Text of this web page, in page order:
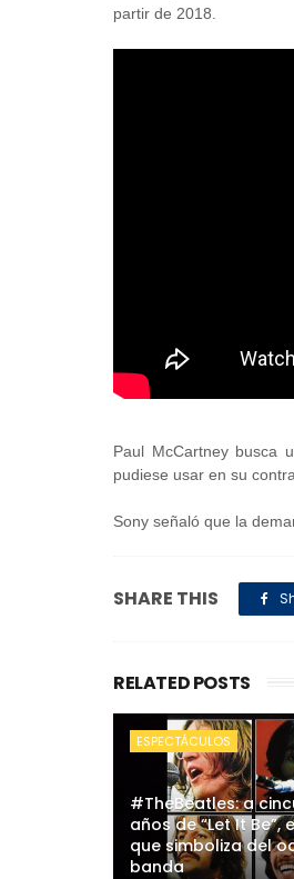
partir de 2018.
Paul McCartney busca
pudiese usar en su contra.
Sony señaló que la
SHARE THIS
RELATED POSTS
ESPECTÁCULOS
#TheBeatles: a
años de “Let It Be”,
que simboliza del
banda